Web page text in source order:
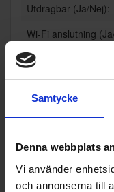
Samtycke
Denna webbplats
Vi använder
och annonserna till
Utdragbar (Ja/Nej):
Wi-Fi anslutning
Teknisk data
Antal hastigheter (st):
Vikt (kg):
Energiklass: